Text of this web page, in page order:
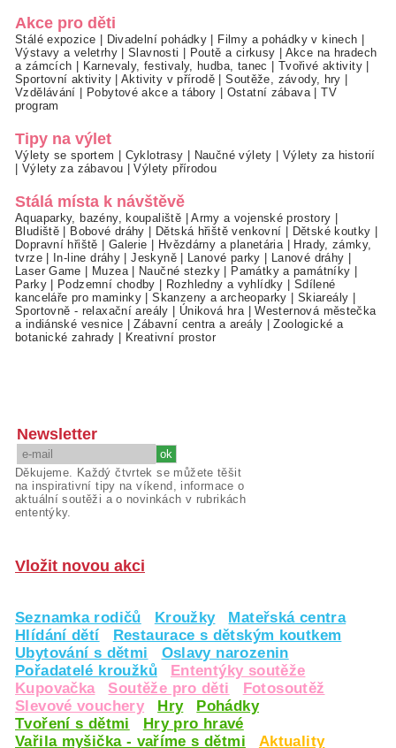
Akce pro děti
Stálé expozice Divadelní pohádky Filmy a pohádky v kinech
Výstavy a veletrhy|Slavnosti Poutě a cirkusy
Akce na hradech
a zámcích
Karnevaly, festivaly, hudba, tanec Tvořivé aktivity
Sportovní aktivity|Aktivity v přírodě |Soutěže, závody, hry
Vzdělávání
Pobytové akce a tábory Ostatní zábava|TV
program
Tipy na výlet
Výlety se sportem Cyklotrasy Naučné výlety
Výlety za historií
Výlety za zábavou |Výlety přírodou
Stálá místa k návštěvě
Aquaparky, bazény, koupaliště |Army a vojenské prostory
Bludiště
Bobové dráhy Dětská hřiště venkovní Dětské koutky
Dopravní hřiště
Galerie Hvězdárny a planetária|
Hrady, zámky,
tvrze| In-line dráhy |Jeskyně| Lanové parky Lanové dráhy
Laser Game
Muzea| Naučné stezky Památky a památníky
Parky| Podzemní chodby Rozhledny a vyhlídky
Sdílené
kanceláře pro maminky |Skanzeny a archeoparky Skiareály
Sportovně - relaxační areály
Úniková hra|Westernová městečka
a indiánské vesnice |Zábavní centra a areály |Zoologické a
botanické zahrady
Kreativní prostor
Newsletter
Děkujeme. Každý čtvrtek se můžete těšit
na inspirativní tipy na víkend, informace o
aktuální soutěži a o novinkách v rubrikách
ententýky.
Vložit novou akci
Seznamka rodičů Kroužky
Mateřská centra
Hlídání dětí
Restaurace s dětským koutkem
Ubytování s dětmi
Oslavy narozenin
Pořadatelé kroužků
Ententýky soutěže
Kupovačka
Soutěže pro děti
Fotosoutěž
Slevové vouchery
Hry
Pohádky
Tvoření s dětmi
Hry pro hravé
Vařila myšička - vaříme s dětmi
Aktuality